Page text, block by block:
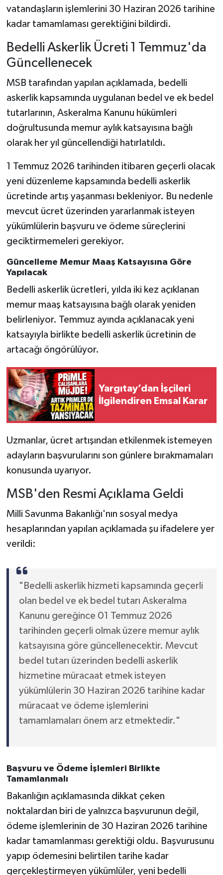
vatandaşların işlemlerini 30 Haziran 2026 tarihine
kadar tamamlaması gerektiğini bildirdi.
Bedelli Askerlik Ücreti 1 Temmuz'da
Güncellenecek
MSB tarafından yapılan açıklamada, bedelli
askerlik kapsamında uygulanan bedel ve ek bedel
tutarlarının, Askeralma Kanunu hükümleri
doğrultusunda memur aylık katsayısına bağlı
olarak her yıl güncellendiği hatırlatıldı.
1 Temmuz 2026 tarihinden itibaren geçerli olacak
yeni düzenleme kapsamında bedelli askerlik
ücretinde artış yaşanması bekleniyor. Bu nedenle
mevcut ücret üzerinden yararlanmak isteyen
yükümlülerin başvuru ve ödeme süreçlerini
geciktirmemeleri gerekiyor.
Güncelleme Memur Maaş Katsayısına Göre
Yapılacak
Bedelli askerlik ücretleri, yılda iki kez açıklanan
memur maaş katsayısına bağlı olarak yeniden
belirleniyor. Temmuz ayında açıklanacak yeni
katsayıyla birlikte bedelli askerlik ücretinin de
artacağı öngörülüyor.
Yargıtay’dan İşçileri
İlgilendiren Emsal Karar
Uzmanlar, ücret artışından etkilenmek istemeyen
adayların başvurularını son günlere bırakmamaları
konusunda uyarıyor.
MSB'den Resmi Açıklama Geldi
Milli Savunma Bakanlığı'nın sosyal medya
hesaplarından yapılan açıklamada şu ifadelere yer
verildi:
"Bedelli askerlik hizmeti kapsamında geçerli
olan bedel ve ek bedel tutarı Askeralma
Kanunu gereğince 01 Temmuz 2026
tarihinden geçerli olmak üzere memur aylık
katsayısına göre güncellenecektir. Mevcut
bedel tutarı üzerinden bedelli askerlik
hizmetine müracaat etmek isteyen
yükümlülerin 30 Haziran 2026 tarihine kadar
müracaat ve ödeme işlemlerini
tamamlamaları önem arz etmektedir."
Başvuru ve Ödeme İşlemleri Birlikte
Tamamlanmalı
Bakanlığın açıklamasında dikkat çeken
noktalardan biri de yalnızca başvurunun değil,
ödeme işlemlerinin de 30 Haziran 2026 tarihine
kadar tamamlanması gerektiği oldu. Başvurusunu
yapıp ödemesini belirtilen tarihe kadar
gerçekleştirmeyen yükümlüler, yeni bedelli